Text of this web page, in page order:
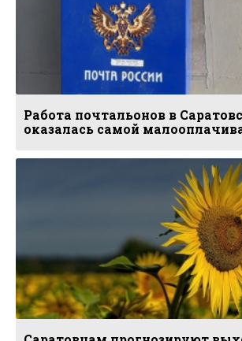
Работа почтальонов в
оказалась самой